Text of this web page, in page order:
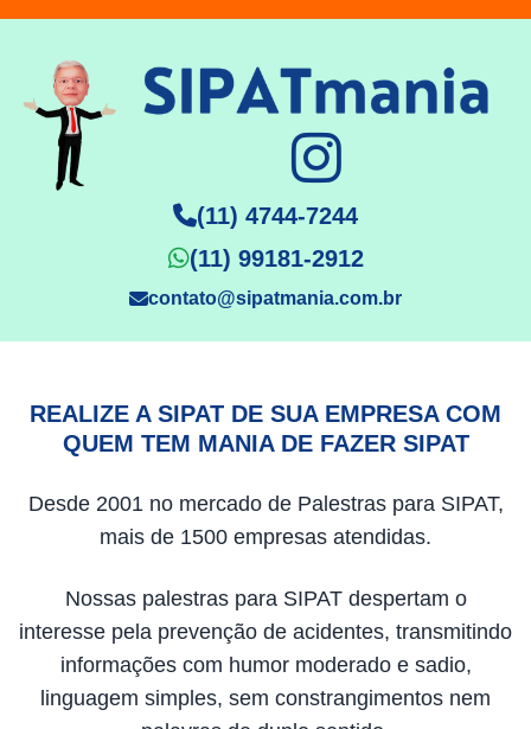
(11) 4744-7244
(11) 99181-2912
contato@sipatmania.com.br
REALIZE A SIPAT DE SUA EMPRESA COM
QUEM TEM MANIA DE FAZER SIPAT
Desde 2001 no mercado de Palestras para SIPAT,
mais de 1500 empresas atendidas.
Nossas palestras para SIPAT despertam o
interesse pela prevenção de acidentes, transmitindo
informações com humor moderado e sadio,
linguagem simples, sem constrangimentos nem